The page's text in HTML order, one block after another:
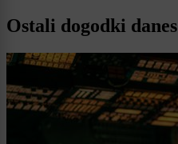
Ostali dogodki danes